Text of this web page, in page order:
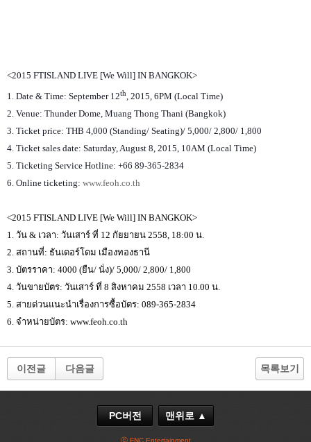
<2015 FTISLAND LIVE [We Will] IN BANGKOK>
1. Date & Time: September 12th , 2015, 6PM (Local Time)
2. Venue: Thunder Dome, Muang Thong Thani (Bangkok)
3. Ticket price: THB 4,000 (Standing/ Seating)/ 5,000/ 2,800/ 1,800
4. Ticket sales date: Saturday, August 8, 2015, 10AM (Local Time)
5. Ticketing Service Hotline: +66 89-365-2834
6. Online ticketing: www.feoh.co.th
<2015 FTISLAND LIVE [We Will] IN BANGKOK>
1. วัน & เวลา: วันเสาร์ ที่ 12 กัยยายน 2558, 18:00 น
2. สถานที่: ธันเดอร์โดม เมืองทองธานี
3. บัตรราคา: 4000 (ยืน/ นั่ง)/ 5,000/ 2,800/ 1,800
4. วันขายบัตร: วันเสาร์ ที่ 8 สิงหาคม 2558 เวลา 10.00 น
5. สายด่วนแนะนำเรื่องการซื้อบัตร: 089-365-2834
6. จำหน่ายบัตร: www.feoh.co.th
이전글 다음글 목록보기
PC버전 맨위로 ▲
ⓒ FNC Entertainment